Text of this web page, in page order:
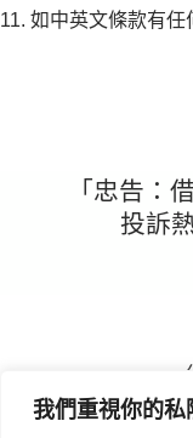
我們重視你的私
如中英文條款有任
「忠告：
投訴